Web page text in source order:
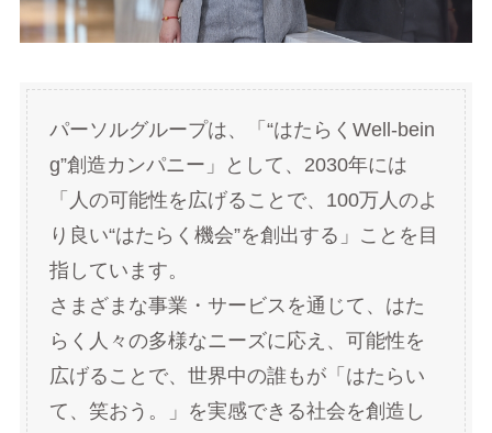
パーソルグループは、「“はたらくWell-bein
g”創造カンパニー」として、2030年には
「人の可能性を広げることで、100万人のよ
り良い“はたらく機会”を創出する」ことを目
指しています。
さまざまな事業・サービスを通じて、はた
らく人々の多様なニーズに応え、可能性を
広げることで、世界中の誰もが「はたらい
て、笑おう。」を実感できる社会を創造し